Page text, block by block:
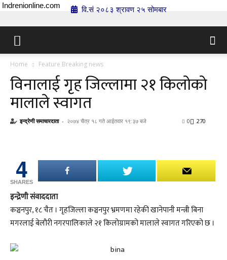
Indrenionline.com वि.सं २०८३ श्रावण २५ सोमबार
Home Feature Breaking news
विनालाई गृह जिल्लामा २१ किलोको
मालाले स्वागत
इन्द्रेणी समाचारदाता - २०७४ चैत्र १८ गते आईतवार १९:३७ बजे 270
0
4
SHARES
इन्द्रेणी संवाददाता
कञ्चनपुर, १८ चैत । गृहजिल्ला कञ्चनपुर भ्रमणमा रहेकी खानेपानी मन्त्री बिना
मगरलाई बेलौरी नगरपालिकाले २१ किलोग्रामको मालाले स्वागत गरिएको छ ।